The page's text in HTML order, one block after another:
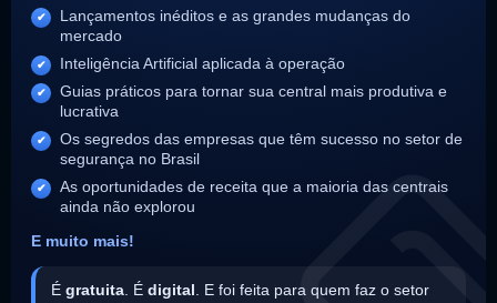
Institucional
Sobre
25 anos Segware
Parceiros Integradores
Trabalhe Conosco
Política de Privacidade
Termos de Uso
Soluções
Lançamentos inéditos e as grandes mudanças do
mercado
Inteligência Artificial aplicada à operação
Guias práticos para tornar sua central mais produtiva e
lucrativa
Os segredos das empresas que têm sucesso no setor de
segurança no Brasil
As oportunidades de receita que a maioria das centrais
ainda não explorou
E muito mais!
É gratuita. É digital . E foi feita para quem faz o setor